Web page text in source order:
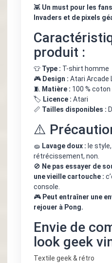
👾 Un must pour les
Invaders et de pixels
produit :
👕 Type : T-shirt homme
🎮 Design : Atari Arcade
🧵 Matière : 100 % coton
🏷️ Licence : Atari
📏 Tailles disponibles :
⚠️
🧽 Lavage doux : le
rétrécissement, non.
🚫 Ne pas essayer de
une vieille cartouche :
console.
🎮 Peut entraîner une
rejouer à Pong.
Envie de
look geek
Textile geek & rétro